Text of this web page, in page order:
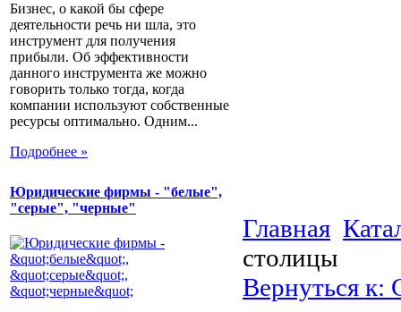
Бизнес, о какой бы сфере
деятельности речь ни шла, это
инструмент для получения
прибыли. Об эффективности
данного инструмента же можно
говорить только тогда, когда
компании используют собственные
ресурсы оптимально. Одним...
Подробнее »
Юридические фирмы - "белые",
"серые", "черные"
Главная
столицы
Вернуться к: